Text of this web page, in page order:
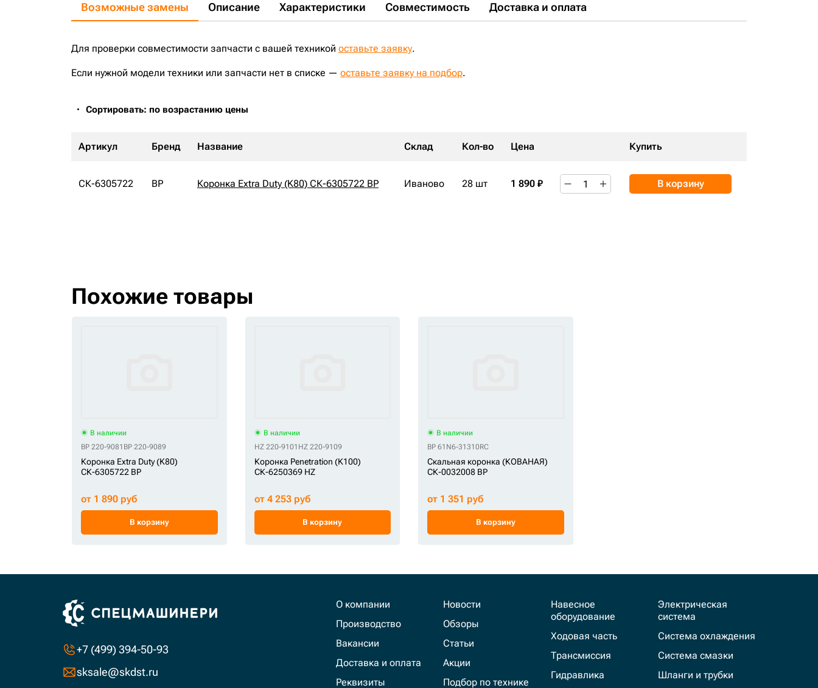
Возможные замены Описание Характеристики Совместимость Доставка и оплата
Для проверки совместимости запчасти с вашей техникой оставьте заявку.
Если нужной модели техники или запчасти нет в списке — оставьте заявку на подбор.
Сортировать: по возрастанию цены
Артикул Бренд Название Склад Кол-во Цена Купить
СК-6305722 BP Коронка Extra Duty (K80) СК-6305722 BP Иваново 28 шт 1 890 ₽ В корзину
Похожие товары
В наличии
BP 220-9081 BP 220-9089
Коронка Extra Duty (K80)
СК-6305722 BP
от 1 890 руб
В корзину
В наличии
HZ 220-9101 HZ 220-9109
Коронка Penetration (K100)
СК-6250369 HZ
от 4 253 руб
В корзину
В наличии
BP 61N6-31310RC
Скальная коронка (КОВАНАЯ)
СК-0032008 BP
от 1 351 руб
В корзину
+7 (499) 394-50-93
sksale@skdst.ru
О компании
Производство
Вакансии
Доставка и оплата
Реквизиты
Новости
Обзоры
Статьи
Акции
Подбор по технике
Навесное
оборудование
Ходовая часть
Трансмиссия
Гидравлика
Электрическая
система
Система охлаждения
Система смазки
Шланги и трубки